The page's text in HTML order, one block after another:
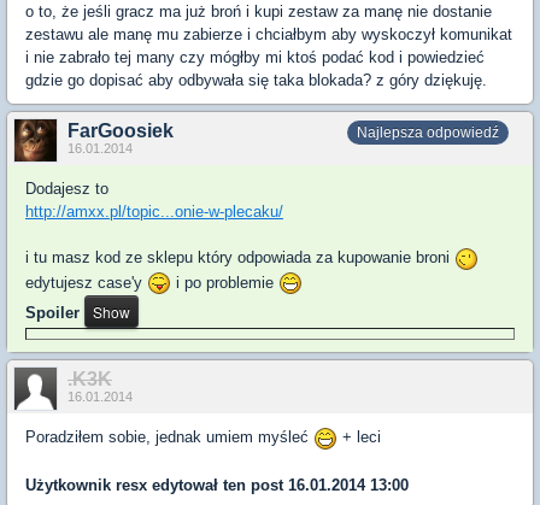
o to, że jeśli gracz ma już broń i kupi zestaw za manę nie dostanie
zestawu ale manę mu zabierze i chciałbym aby wyskoczył komunikat
i nie zabrało tej many czy mógłby mi ktoś podać kod i powiedzieć
gdzie go dopisać aby odbywała się taka blokada? z góry dziękuję.
Najlepsza odpowiedź
FarGoosiek
16.01.2014
Dodajesz to
http://amxx.pl/topic...onie-w-plecaku/
i tu masz kod ze sklepu który odpowiada za kupowanie broni
edytujesz case'y
i po problemie
Spoiler
.K3K
16.01.2014
Poradziłem sobie, jednak umiem myśleć + leci
Użytkownik resx edytował ten post 16.01.2014 13:00